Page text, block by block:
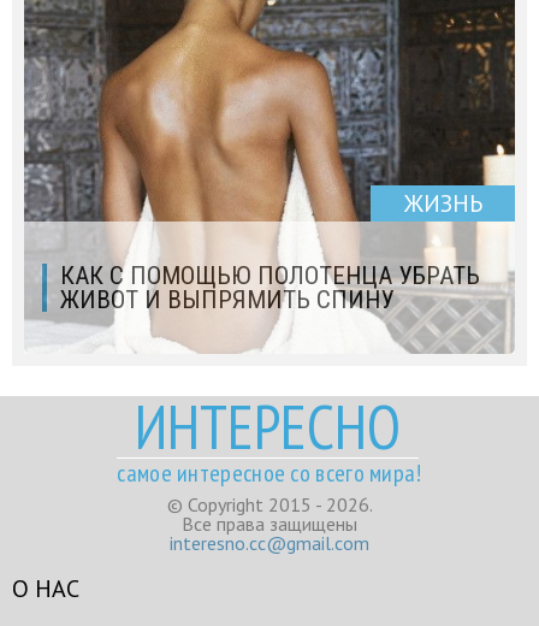
ЖИЗНЬ
КАК С ПОМОЩЬЮ ПОЛОТЕНЦА УБРАТЬ
ЖИВОТ И ВЫПРЯМИТЬ СПИНУ
ИНТЕРЕСНО
самое интересное со всего мира!
© Copyright 2015 - 2026.
Все права защищены
interesno.cc@gmail.com
О НАС